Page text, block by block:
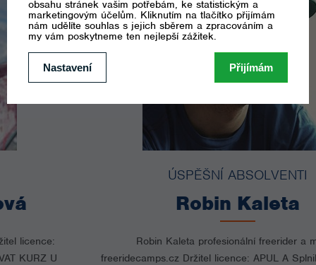
ÚSPĚŠNÍ ABSOLVENTI
Robin Kaleta
Robin Kaleta profesionální freerider a majitel
freeridecamps.cz Držitel licence: APUL A Splnil kurz A1 Tvá